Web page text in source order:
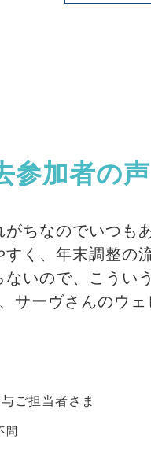
参加者の
ちなのでいつも
く、年末調整の
いので、こうい
サーヴさんのウェ
ご担当者さま
問